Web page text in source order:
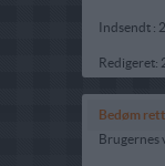
Indsendt :
Redigeret:
Bedøm
Brugernes